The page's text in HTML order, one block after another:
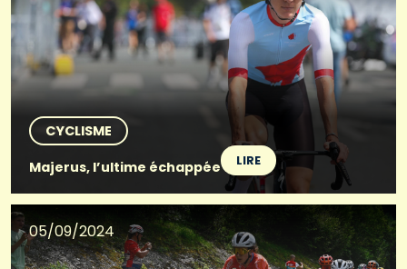
CYCLISME
Majerus, l’ultime échappée
LIRE
05/09/2024